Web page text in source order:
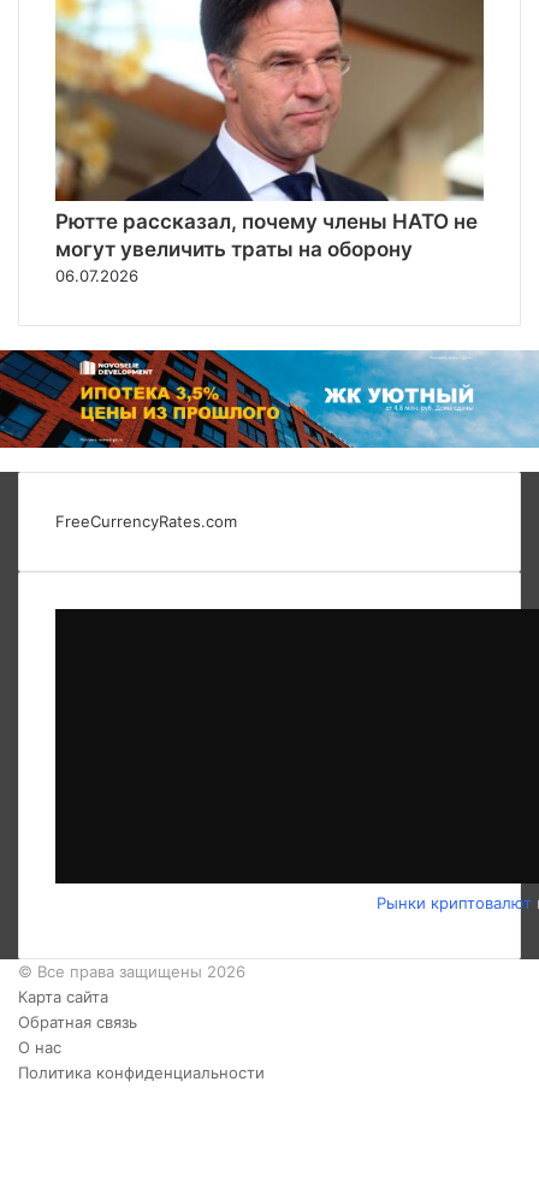
Рютте рассказал, почему члены НАТО не
могут увеличить траты на оборону
06.07.2026
FreeCurrencyRates.com
Рынки криптовалют
© Все права защищены 2026
Карта сайта
Обратная связь
О нас
Политика конфиденциальности